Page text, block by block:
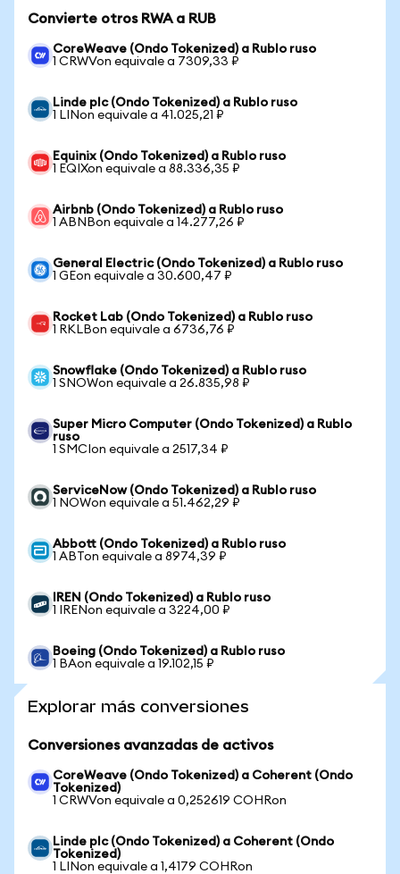
Convierte otros RWA a RUB
CoreWeave (Ondo Tokenized) a Rublo ruso
1 CRWVon equivale a 7309,33 ₽
Linde plc (Ondo Tokenized) a Rublo ruso
1 LINon equivale a 41.025,21 ₽
Equinix (Ondo Tokenized) a Rublo ruso
1 EQIXon equivale a 88.336,35 ₽
Airbnb (Ondo Tokenized) a Rublo ruso
1 ABNBon equivale a 14.277,26 ₽
General Electric (Ondo Tokenized) a Rublo ruso
1 GEon equivale a 30.600,47 ₽
Rocket Lab (Ondo Tokenized) a Rublo ruso
1 RKLBon equivale a 6736,76 ₽
Snowflake (Ondo Tokenized) a Rublo ruso
1 SNOWon equivale a 26.835,98 ₽
Super Micro Computer (Ondo Tokenized) a Rublo
ruso
1 SMCIon equivale a 2517,34 ₽
ServiceNow (Ondo Tokenized) a Rublo ruso
1 NOWon equivale a 51.462,29 ₽
Abbott (Ondo Tokenized) a Rublo ruso
1 ABTon equivale a 8974,39 ₽
IREN (Ondo Tokenized) a Rublo ruso
1 IRENon equivale a 3224,00 ₽
Boeing (Ondo Tokenized) a Rublo ruso
1 BAon equivale a 19.102,15 ₽
Explorar más conversiones
Conversiones avanzadas de activos
CoreWeave (Ondo Tokenized) a Coherent (Ondo
Tokenized)
1 CRWVon equivale a 0,252619 COHRon
Linde plc (Ondo Tokenized) a Coherent (Ondo
Tokenized)
1 LINon equivale a 1,4179 COHRon